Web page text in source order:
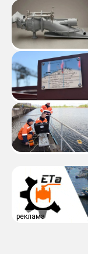
реклама